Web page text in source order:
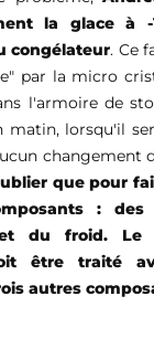
la glace à -
congélateur. Ce
par la micro
l'armoire de
matin, lorsqu'il
changement
que pour
: des
du froid. Le
être traité
autres